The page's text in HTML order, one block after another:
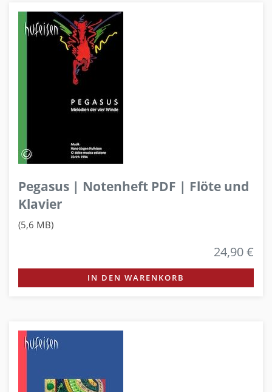
Pegasus | Notenheft PDF | Flöte und
Klavier
(5,6 MB)
24,90 €
IN DEN WARENKORB